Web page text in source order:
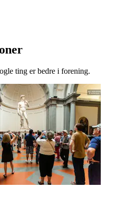
ting er bedre i forening.